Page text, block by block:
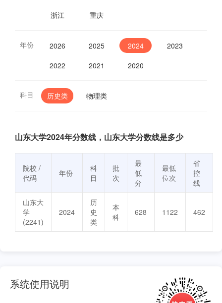
浙江 重庆
年份 2026 2025 2024
2023
2022
2021 2020
科目 历史类 物理类
山东大学2024年分数线，山东大学分数线是多少
院校 /
代码
年份
科
目
批
次
最
低
分
最低
位次
省
控
线
山东大
学
(2241)
2024
历
史
类
本
科
628 1122 462
系统使用说明